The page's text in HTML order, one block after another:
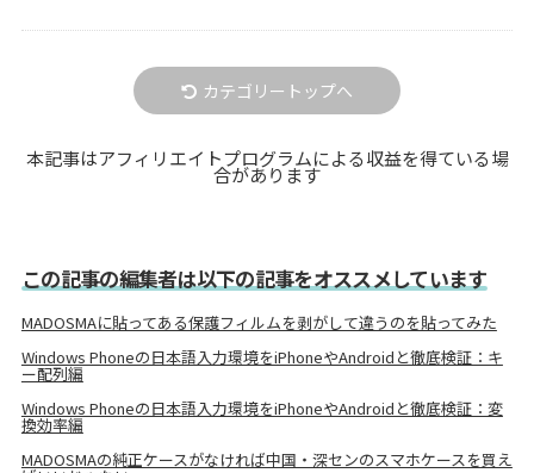
カテゴリートップへ
本記事はアフィリエイトプログラムによる収益を得ている場
合があります
この記事の編集者は以下の記事をオススメしています
MADOSMAに貼ってある保護フィルムを剥がして違うのを貼ってみた
Windows Phoneの日本語入力環境をiPhoneやAndroidと徹底検証：キ
ー配列編
Windows Phoneの日本語入力環境をiPhoneやAndroidと徹底検証：変
換効率編
MADOSMAの純正ケースがなければ中国・深センのスマホケースを買え